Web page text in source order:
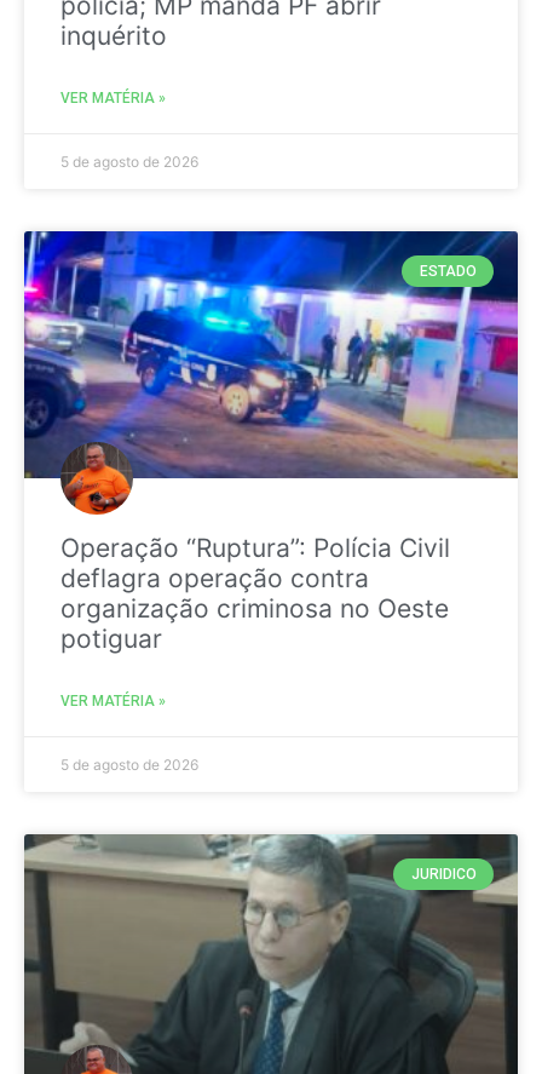
inquérito
VER MATÉRIA »
5 de agosto de 2026
ESTADO
Operação “Ruptura”: Polícia Civil
deflagra operação contra
organização criminosa no Oeste
potiguar
VER MATÉRIA »
5 de agosto de 2026
JURIDICO